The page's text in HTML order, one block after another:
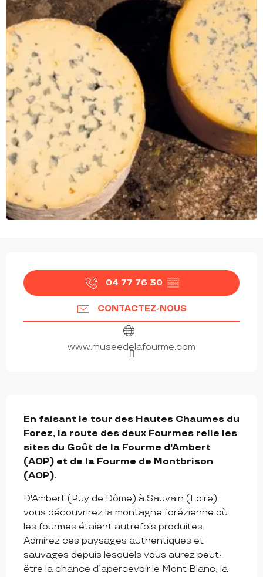
OUVERTURE ET COORDONNÉES
04 77 76 30 ▒▒
CONTACTEZ-NOUS
www.museedelafourme.com
En faisant le tour des Hautes Chaumes du
Forez, la route des deux Fourmes relie les
sites du Goût de la Fourme d'Ambert
(AOP) et de la Fourme de Montbrison
(AOP).
D'Ambert (Puy de Dôme) à Sauvain (Loire)
vous découvrirez la montagne forézienne où
les fourmes étaient autrefois produites.
Admirez ces paysages authentiques et
sauvages depuis lesquels vous aurez peut-
être la chance d’apercevoir le Mont Blanc, la